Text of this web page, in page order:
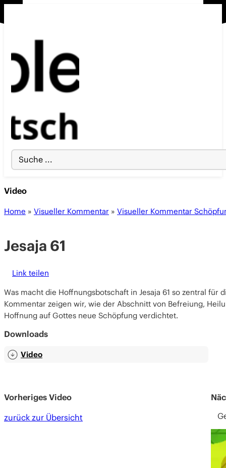
Search
...
Video
Home » Visueller Kommentar » Visueller Kommentar
Jesaja 61
Link teilen
Was macht die Hoffnungsbotschaft in Jesaja 61 so zentral für
Kommentar zeigen wir, wie der Abschnitt von Befreiung,
Hoffnung auf Gottes neue Schöpfung verdichtet.
Downloads
Video
Vorheriges Video
zurück zur Übersicht